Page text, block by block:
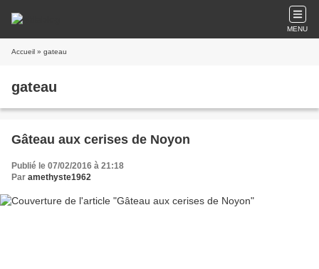
MENU
Accueil » gateau
gateau
Gâteau aux cerises de Noyon
Publié le 07/02/2016 à 21:18
Par amethyste1962